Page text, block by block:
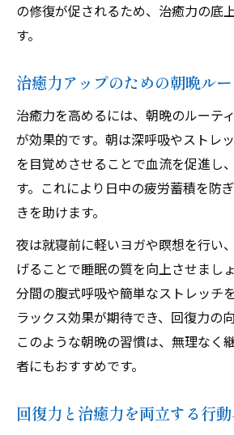
の修復が促されるため、治癒力の底
す。
治癒力アップのための朝晩ル
治癒力を高めるには、朝晩のルーテ
が効果的です。朝は深呼吸やストレ
を目覚めさせることで血流を促進し
す。これにより日中の疲労蓄積を防
きを助けます。
夜は就寝前に軽いヨガや瞑想を行い
げることで睡眠の質を向上させまし
分間の腹式呼吸や簡単なストレッチ
ラックス効果が期待でき、回復力の
このような朝晩の習慣は、無理なく
者にもおすすめです。
回復力と治癒力を両立する行